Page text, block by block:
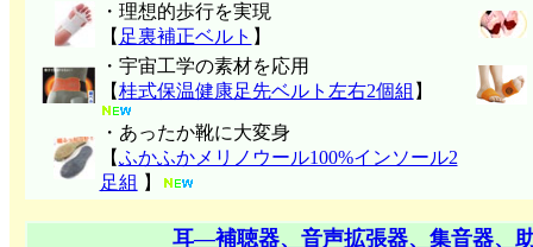
・理想的歩行を実現
【 足裏補正ベルト 】
・宇宙工学の素材を応用
【桂式保温健康足先ベルト左右2個組 】
・あったか靴に大変身
【ふかふかメリノウール100%インソール2
足組 】
耳―補聴器、音声拡張器、集音器、